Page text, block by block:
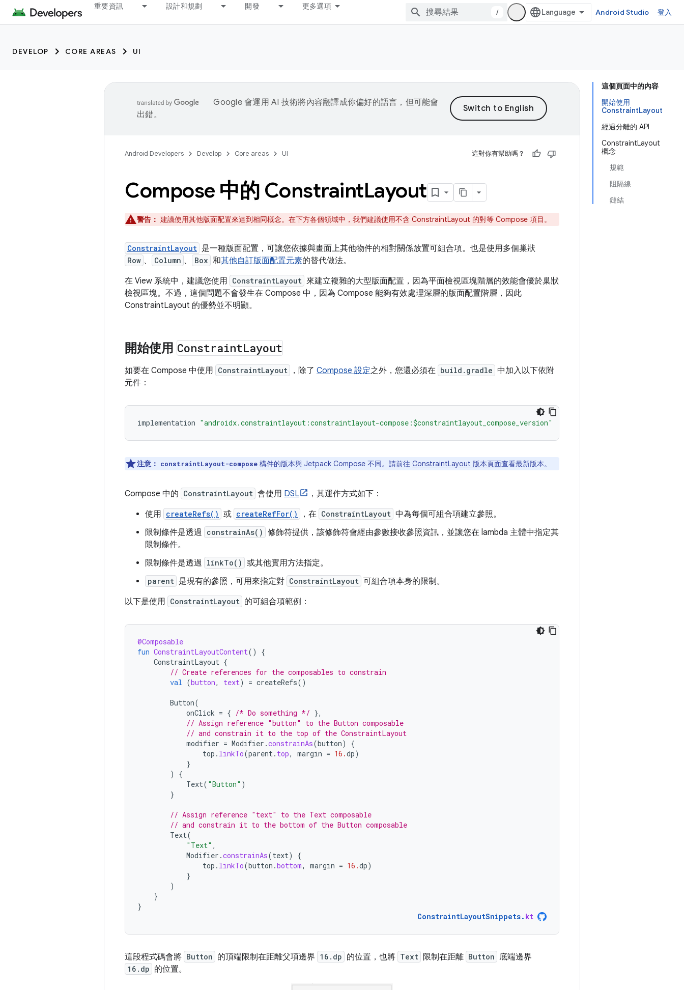
重要資訊 設計和規劃 開發 更多選項
/ Android Studio 登入
DEVELOP CORE AREAS UI
這個頁面中的內容
開始使用
ConstraintLayout
經過分離的 API
ConstraintLayout
概念
規範
阻隔線
鏈結
Google 會運用 AI 技術將內容翻譯成你偏好的語言，但可能會
出錯。
Android Developers Develop Core areas UI 這對你有幫助嗎？
Compose 中的 ConstraintLayout
警告： 建議使用其他版面配置來達到相同概念。在下方各個領域中，我們建議使用不含 ConstraintLayout 的對等 Compose 項目。
ConstraintLayout 是一種版面配置，可讓您依據與畫面上其他物件的相對關係放置可組合項。也是使用多個巢狀
Row 、 Column 、 Box 和其他自訂版面配置元素的替代做法。
在 View 系統中，建議您使用 ConstraintLayout 來建立複雜的大型版面配置，因為平面檢視區塊階層的效能會優於巢狀
檢視區塊。不過，這個問題不會發生在 Compose 中，因為 Compose 能夠有效處理深層的版面配置階層，因此
ConstraintLayout 的優勢並不明顯。
開始使用 ConstraintLayout
如要在 Compose 中使用 ConstraintLayout ，除了 Compose 設定之外，您還必須在 build.gradle 中加入以下依附
元件：
implementation "androidx.constraintlayout:constraintlayout-compose:$constraintlayout_compose_version"
注意： constraintLayout-compose 構件的版本與 Jetpack Compose 不同。請前往 ConstraintLayout 版本頁面查看最新版本。
Compose 中的 ConstraintLayout 會使用 DSL
，其運作方式如下：
使用 createRefs() 或 createRefFor() ，在 ConstraintLayout 中為每個可組合項建立參照。
限制條件是透過 constrainAs() 修飾符提供，該修飾符會經由參數接收參照資訊，並讓您在 lambda 主體中指定其
限制條件。
限制條件是透過 linkTo() 或其他實用方法指定。
parent 是現有的參照，可用來指定對 ConstraintLayout 可組合項本身的限制。
以下是使用 ConstraintLayout 的可組合項範例：
@Composable
fun ConstraintLayoutContent()
{
ConstraintLayout {
// Create references for the composables to constrain
val (button, text) = createRefs()
Button(
onClick = { /* Do something */ },
// Assign reference "button" to the Button composable
// and constrain it to the top of the ConstraintLayout
modifier = Modifier .constrainAs(button)
{
top . linkTo(parent. top, margin = 16.dp)
}
)
{
Text( "Button" )
}
// Assign reference "text" to the Text composable
// and constrain it to the bottom of the Button composable
Text(
"Text" ,
Modifier .constrainAs(text)
{
top . linkTo(button .bottom, margin = 16.dp)
}
)
}
}
ConstraintLayoutSnippets. kt
這段程式碼會將 Button 的頂端限制在距離父項邊界 16.dp 的位置，也將 Text 限制在距離 Button 底端邊界
16.dp 的位置。